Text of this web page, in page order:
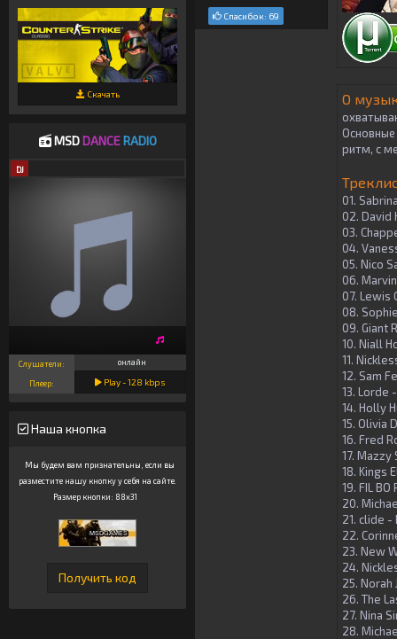
Скачать
MSDDANCE RADIO
DJ
Слушатели: онлайн
Плеер: Play -128 kbps
Наша кнопка
Мы будем вам признательны, если вы
разместите нашу кнопку у себя на сайте.
Размер кнопки: 88x31
Спасибок: 69
О
ритм, с
01.
02. David
03.
04.
05. Nico
06.
07. Lewis
08.
09. Giant
10. Niall
11.
12. Sam
13. Lorde
14. Holly
15. Olivia
16. Fred
17.
18. Kings
19. FIL
20.
21. clide
22.
23. New
24.
25.
26. The
27. Nina
28.